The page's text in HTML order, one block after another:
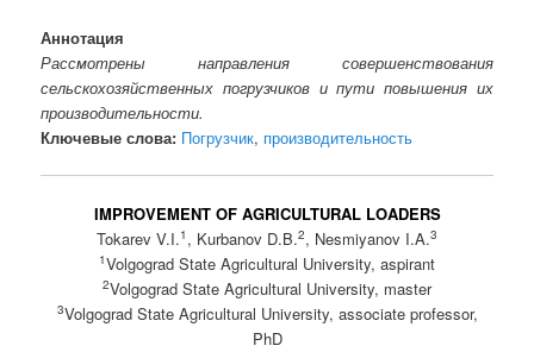
Аннотация
Рассмотрены направления совершенствования
сельскохозяйственных погрузчиков и пути повышения их
производительности.
Ключевые слова: Погрузчик, производительность
IMPROVEMENT OF AGRICULTURAL LOADERS
Tokarev V.I.1 , Kurbanov D.B.2, Nesmiyanov I.A.3
1Volgograd State Agricultural University, aspirant
2Volgograd State Agricultural University, master
3Volgograd State Agricultural University, associate professor,
PhD